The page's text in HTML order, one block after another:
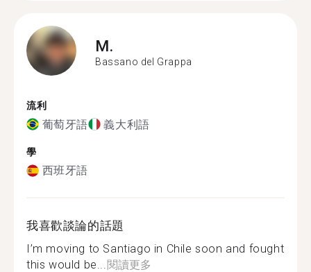
M.
Bassano del Grappa
流利
葡萄牙語 義大利語
學
西班牙語
我喜歡談論的話題
I’m moving to Santiago in Chile soon and fought
this would be...閱讀更多